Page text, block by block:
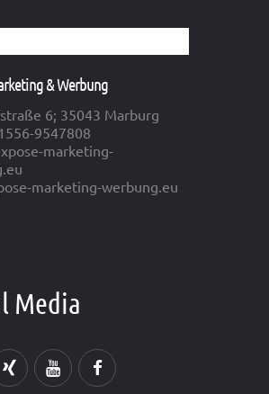
& Werbung
6; 35043 Marburg
9547808
marketing-
marketing-werbung.eu
Media